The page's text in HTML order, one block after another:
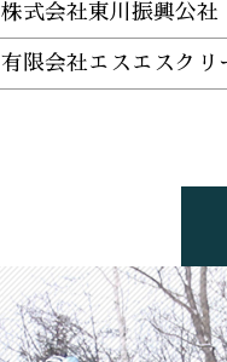
株式会社東川振興公社
有限会社エスエスクリ